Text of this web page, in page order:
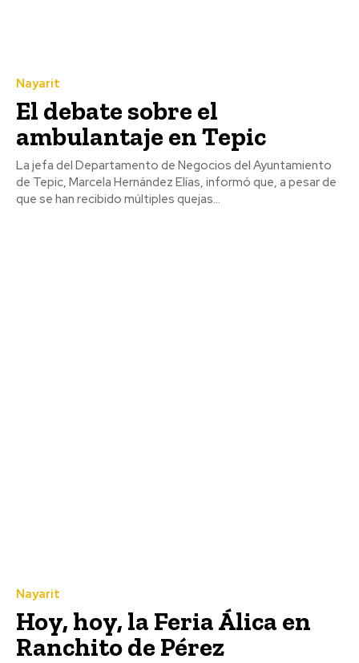
Nayarit
El debate sobre el
ambulantaje en Tepic
La jefa del Departamento de Negocios del Ayuntamiento
de Tepic, Marcela Hernández Elías, informó que, a pesar de
que se han recibido múltiples quejas...
Nayarit
Hoy, hoy, la Feria Álica en
Ranchito de Pérez